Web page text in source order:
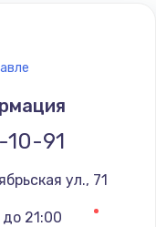
10-91
ул., 71
21:00